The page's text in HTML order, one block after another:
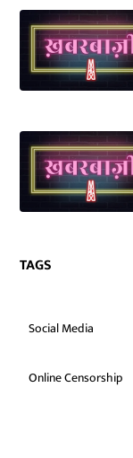
TAGS
Social Media
Online Censorship